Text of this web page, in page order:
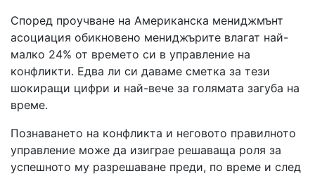
Според проучване на Американска мениджмънт
асоциация обикновено мениджърите влагат най-
малко 24% от времето си в управление на
конфликти. Едва ли си даваме сметка за тези
шокиращи цифри и най-вече за голямата загуба на
време.
Познаването на конфликта и неговото правилното
управление може да изиграе решаваща роля за
успешното му разрешаване преди, по време и след